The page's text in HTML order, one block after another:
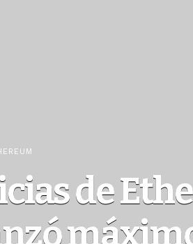
de